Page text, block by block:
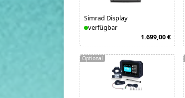
Simrad Display
verfügbar
1.699,00 €
Optional